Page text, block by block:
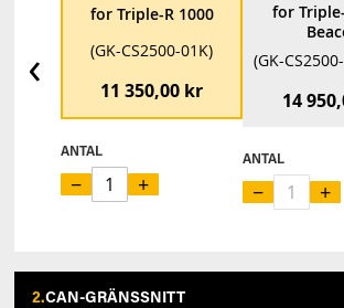
‹
for Triple-R 1000
(GK-CS2500-01K)
11 350,00 kr
ANTAL
− +
for
(GK-
14
ANTAL
− +
2.CAN-GRÄNSSNITT